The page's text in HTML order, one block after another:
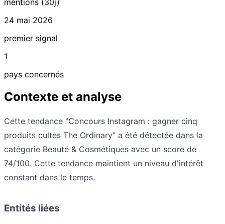
mentions (30j)
24 mai 2026
premier signal
1
pays concernés
Contexte et analyse
Cette tendance "Concours Instagram : gagner cinq
produits cultes The Ordinary" a été détectée dans la
catégorie Beauté & Cosmétiques avec un score de
74/100. Cette tendance maintient un niveau d'intérêt
constant dans le temps.
Entités liées